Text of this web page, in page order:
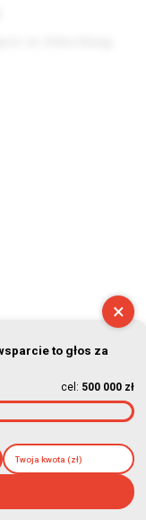
×
to głos za
cel: 500 000 zł